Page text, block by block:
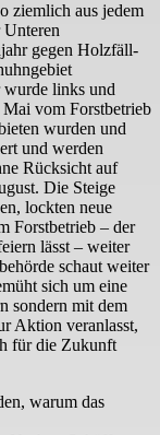
ziemlich aus jedem
gegen Holzfäll-
wurde links und
Mai vom Forstbetrieb
wurden und
und werden
Rücksicht auf
Die Steige
lockten neue
Forstbetrieb – der
lässt – weiter
schaut weiter
sich um eine
sondern mit dem
Aktion veranlasst,
für die Zukunft
warum das